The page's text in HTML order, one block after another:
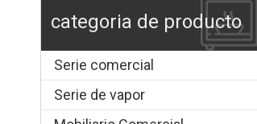
categoria de producto
Serie comercial
Serie de vapor